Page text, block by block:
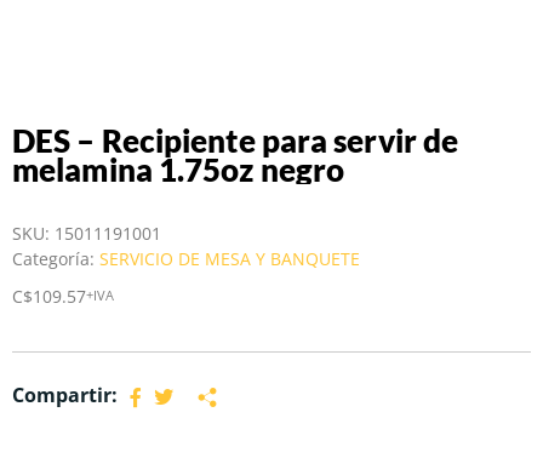
DES – Recipiente para servir de
melamina 1.75oz negro
SKU: 15011191001
Categoría: SERVICIO DE MESA Y BANQUETE
C$109.57+IVA
Compartir: